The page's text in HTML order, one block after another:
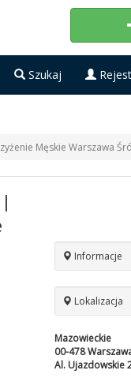
Szukaj
Męskie Warszawa
Informacje
Lokalizacja
Mazowieckie
00-478
Al. Ujazdowskie